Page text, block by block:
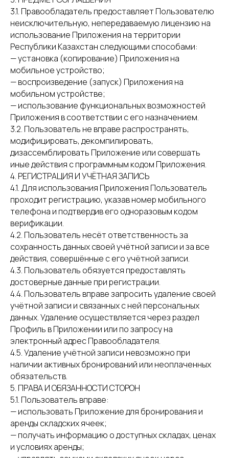
3.1. Правообладатель предоставляет Пользователю
неисключительную, непередаваемую лицензию на
использование Приложения на территории
Республики Казахстан следующими способами:
— установка (копирование) Приложения на
мобильное устройство;
— воспроизведение (запуск) Приложения на
мобильном устройстве;
— использование функциональных возможностей
Приложения в соответствии с его назначением.
3.2. Пользователь не вправе распространять,
модифицировать, декомпилировать,
дизассемблировать Приложение или совершать
иные действия с программным кодом Приложения.
4. РЕГИСТРАЦИЯ И УЧЁТНАЯ ЗАПИСЬ
4.1. Для использования Приложения Пользователь
проходит регистрацию, указав номер мобильного
телефона и подтвердив его одноразовым кодом
верификации.
4.2. Пользователь несёт ответственность за
сохранность данных своей учётной записи и за все
действия, совершённые с его учётной записи.
4.3. Пользователь обязуется предоставлять
достоверные данные при регистрации.
4.4. Пользователь вправе запросить удаление своей
учётной записи и связанных с ней персональных
данных. Удаление осуществляется через раздел
Профиль в Приложении или по запросу на
электронный адрес Правообладателя.
4.5. Удаление учётной записи невозможно при
наличии активных бронирований или неоплаченных
обязательств.
5. ПРАВА И ОБЯЗАННОСТИ СТОРОН
5.1. Пользователь вправе:
— использовать Приложение для бронирования и
аренды складских ячеек;
— получать информацию о доступных складах, ценах
и условиях аренды;